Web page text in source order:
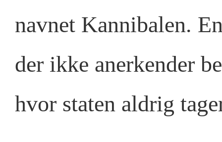
navnet Kannibalen.
der ikke anerkender
hvor staten aldrig